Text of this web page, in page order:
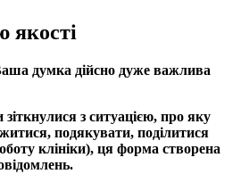
якості
думка дійсно дуже важлива
з ситуацією, про яку
подякувати, поділитися
клініки), ця форма створена